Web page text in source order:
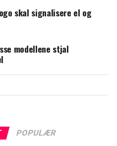
skal signalisere el og
modellene stjal
POPULÆR